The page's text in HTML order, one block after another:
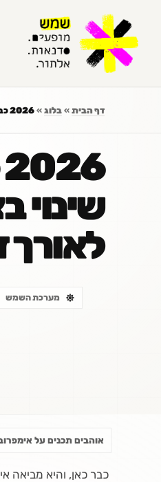
דף הבית » בלוג » 2026 כבר כאן: איך לייצר שינוי בצוות שלך שישאר לאורך זמן?
שינוי
לאורך
מערכת השמש
אוהבים תכנים על
כבר כאן, והיא מביאה